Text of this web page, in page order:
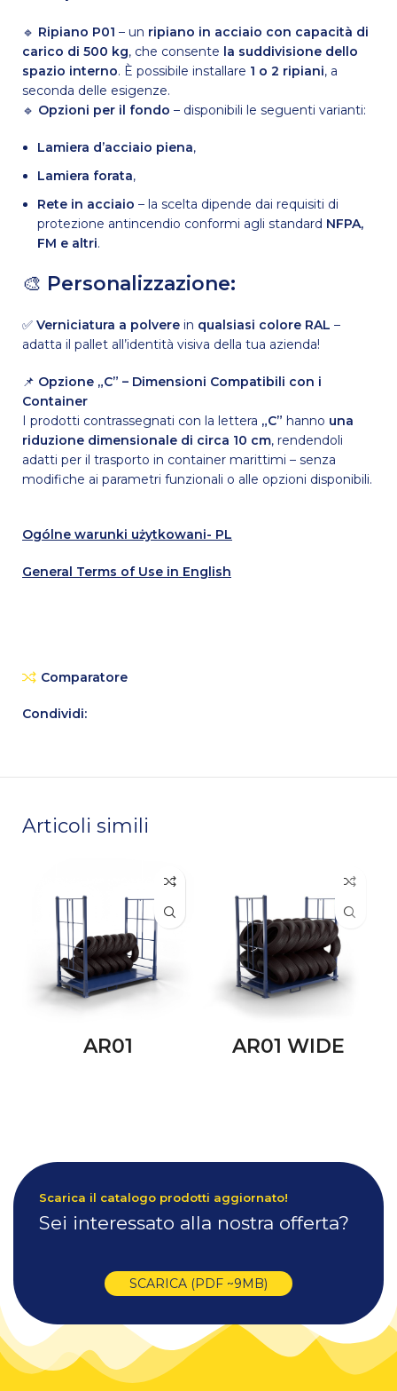
🔹 Ripiano P01 – un ripiano in acciaio con capacità di
carico di 500 kg, che consente la suddivisione dello
spazio interno. È possibile installare 1 o 2 ripiani, a
seconda delle esigenze.
🔹 Opzioni per il fondo – disponibili le seguenti varianti:
Lamiera d’acciaio piena,
Lamiera forata,
Rete in acciaio – la scelta dipende dai requisiti di
protezione antincendio conformi agli standard NFPA,
FM e altri.
🎨 Personalizzazione:
✅Verniciatura a polvere in qualsiasi colore RAL –
adatta il pallet all’identità visiva della tua azienda!
📌 Opzione „C” – Dimensioni Compatibili con i
Container
I prodotti contrassegnati con la lettera „C” hanno una
riduzione dimensionale di circa 10 cm, rendendoli
adatti per il trasporto in container marittimi – senza
modifiche ai parametri funzionali o alle opzioni disponibili.
Ogólne warunki użytkowani- PL
General Terms of Use in English
Comparatore
Condividi:
Articoli simili
AR01 AR01 WIDE
Scarica il catalogo prodotti aggiornato!
Sei interessato alla nostra offerta?
SCARICA (PDF ~9MB)